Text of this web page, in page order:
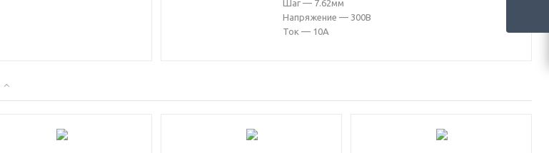
Шаг — 7.62мм
Напряжение — 300В
Ток — 10А